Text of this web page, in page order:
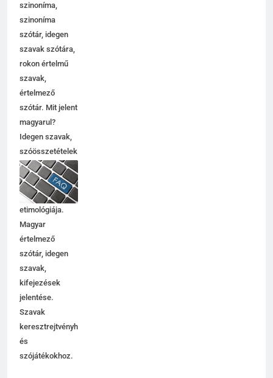
szinoníma,
szinoníma
szótár, idegen
szavak szótára,
rokon értelmű
szavak,
értelmező
szótár. Mit jelent
magyarul?
Idegen szavak,
szóösszetételek
jelentése,
magyarázata,
használata,
etimológiája.
Magyar
értelmező
szótár, idegen
szavak,
kifejezések
jelentése.
Szavak
keresztrejtvényhez
és
szójátékokhoz.